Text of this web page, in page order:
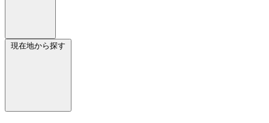
現在地から探す